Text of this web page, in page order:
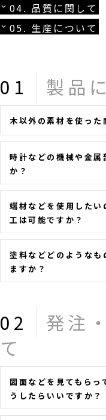
04. 品質に関して
05. 生産について
01 製品
木以外の素材を使った
時計などの機械や金
か？
端材などを使用した
工は可能ですか？
塗料などどのようなも
ますか？
02
発注
て
図面などを見てもら
うしたらいいですか？